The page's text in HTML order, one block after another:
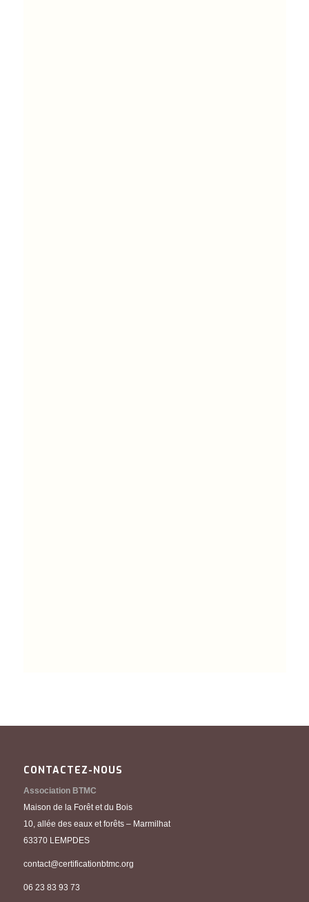
CONTACTEZ-NOUS
Association BTMC
Maison de la Forêt et du Bois
10, allée des eaux et forêts – Marmilhat
63370 LEMPDES
contact@certificationbtmc.org
06 23 83 93 73